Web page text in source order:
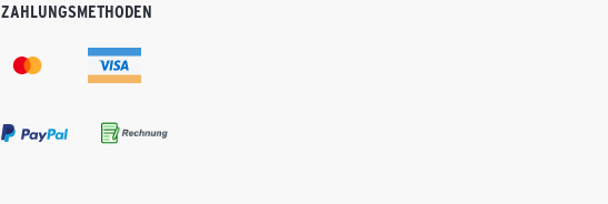
ZAHLUNGSMETHODEN